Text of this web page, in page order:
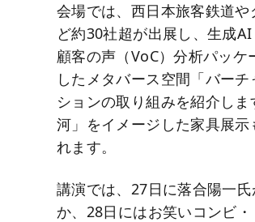
会場では、西日本旅客鉄道
ど約30社超が出展し、生成
顧客の声（VoC）分析パッ
したメタバース空間「バー
ションの取り組みを紹介しま
河」をイメージした家具展
れます。
講演では、27日に落合陽一
か、28日にはお笑いコンビ